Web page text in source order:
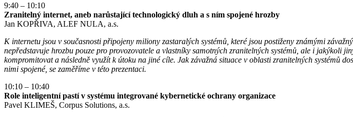
9:40 – 10:10
Zranitelný internet, aneb narůstající technologický dluh a s ním spojené hrozby
Jan KOPŘIVA, ALEF NULA, a.s.
K internetu jsou v současnosti připojeny miliony zastaralých systémů, které jsou postiženy známými
nepředstavuje hrozbu pouze pro provozovatele a vlastníky samotných zranitelných systémů, ale i jakýkoli
kompromitovat a následně využít k útoku na jiné cíle. Jak závažná situace v oblasti zranitelných systémů
nimi spojené, se zaměříme v této prezentaci.
10:10 – 10:40
Role inteligentní pastí v systému integrované kybernetické ochrany organizace
Pavel KLIMEŠ, Corpus Solutions, a.s.